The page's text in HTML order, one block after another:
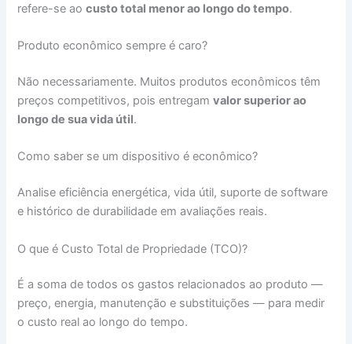
refere-se aocusto total menor ao longo do tempo.
Produto econômico sempre é caro?
Não necessariamente. Muitos produtos econômicos têm
preços competitivos, pois entregamvalor superior ao
longo de sua vida útil.
Como saber se um dispositivo é econômico?
Analise eficiência energética, vida útil, suporte de software
e histórico de durabilidade em avaliações reais.
O que é Custo Total de Propriedade (TCO)?
É a soma de todos os gastos relacionados ao produto —
preço, energia, manutenção e substituições — para medir
o custo real ao longo do tempo.